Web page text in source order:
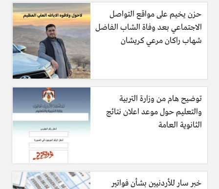
حزن يخيم على مواقع التواصل
الاجتماعي بعد وفاة الشاب الفاضل
شهاب راكان مرعي كريشان
توضيح هام من وزارة التربية
والتعليم حول موعد اعلان نتائج
الثانوية العامة
خبر سار للأردنيين بشأن فواتير